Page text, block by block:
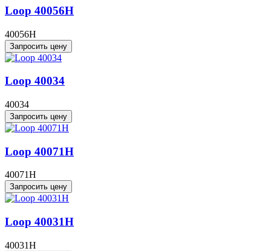
Loop 40056H
40056H
Запросить цену
Loop 40034
40034
Запросить цену
Loop 40071H
40071H
Запросить цену
Loop 40031H
40031H